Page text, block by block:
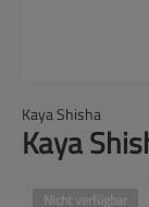
Kaya Shisha
Kaya
Nicht verfügbar